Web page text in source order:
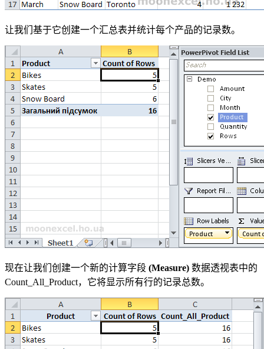
让我们基于它创建一个汇总表并统计每个产品的记录数。
现在让我们创建一个新的计算字段 (Measure) 数据透视表中的
Count_All_Product，它将显示所有行的记录总数。